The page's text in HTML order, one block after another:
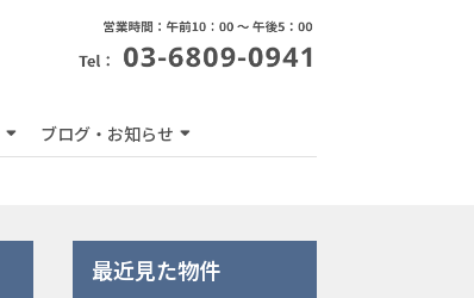
ブログ・お知らせ
最近見た物件